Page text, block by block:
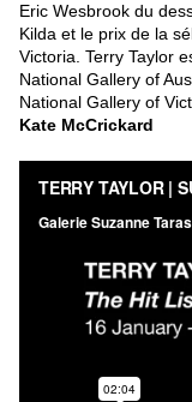
Eric Wesbrook du
Kilda et le prix de la
Victoria. Terry Taylor
National Gallery of
National Gallery of
Kate McCrickard